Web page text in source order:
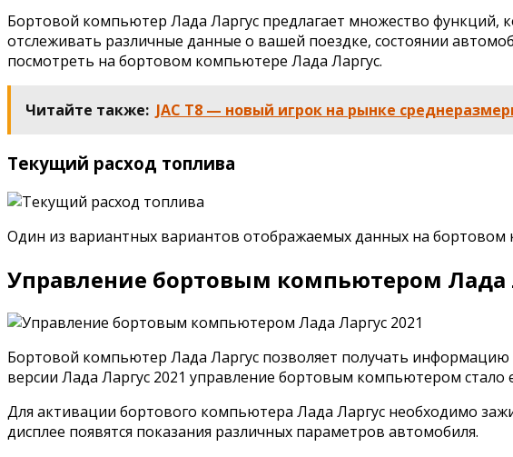
Бортовой компьютер Лада Ларгус предлагает множество
отслеживать различные данные о вашей поездке, состоянии
посмотреть на бортовом компьютере Лада Ларгус.
Читайте также: JAC T8 — новый игрок на рынке
Текущий расход топлива
Один из вариантных вариантов отображаемых данных на
Управление бортовым компьютером Лада
Бортовой компьютер Лада Ларгус позволяет получать
версии Лада Ларгус 2021 управление бортовым компьютером
Для активации бортового компьютера Лада Ларгус необходимо
дисплее появятся показания различных параметров автомобиля.